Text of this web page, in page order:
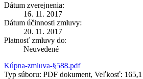
Dátum zverejnenia:
16. 11. 2017
Dátum účinnosti zmluvy:
20. 11. 2017
Platnosť zmluvy do:
Neuvedené
Kúpna-zmluva-§588.pdf
Typ súboru: PDF dokument, Veľkosť: